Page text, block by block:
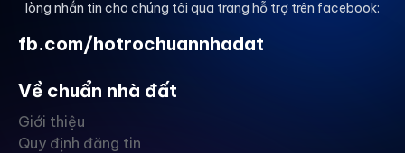
lòng nhắn tin cho chúng tôi qua trang hỗ trợ trên facebook:
fb.com/hotrochuannhadat
Về chuẩn nhà đất
Giới thiệu
Quy định đăng tin